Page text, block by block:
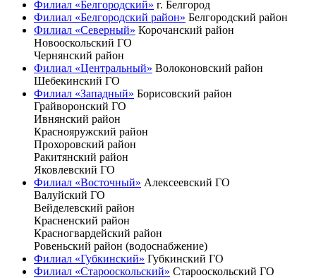
Филиал «Белгородский» г. Белгород
Филиал «Белгородский район» Белгородский район
Филиал «Северный» Корочанский район
Новооскольский ГО
Чернянский район
Филиал «Центральный» Волоконовский район
Шебекинский ГО
Филиал «Западный» Борисовский район
Грайворонский ГО
Ивнянский район
Краснояружский район
Прохоровский район
Ракитянский район
Яковлевский ГО
Филиал «Восточный» Алексеевский ГО
Валуйский ГО
Вейделевский район
Красненский район
Красногвардейский район
Ровеньский район (водоснабжение)
Филиал «Губкинский» Губкинский ГО
Филиал «Старооскольский» Старооскольский ГО